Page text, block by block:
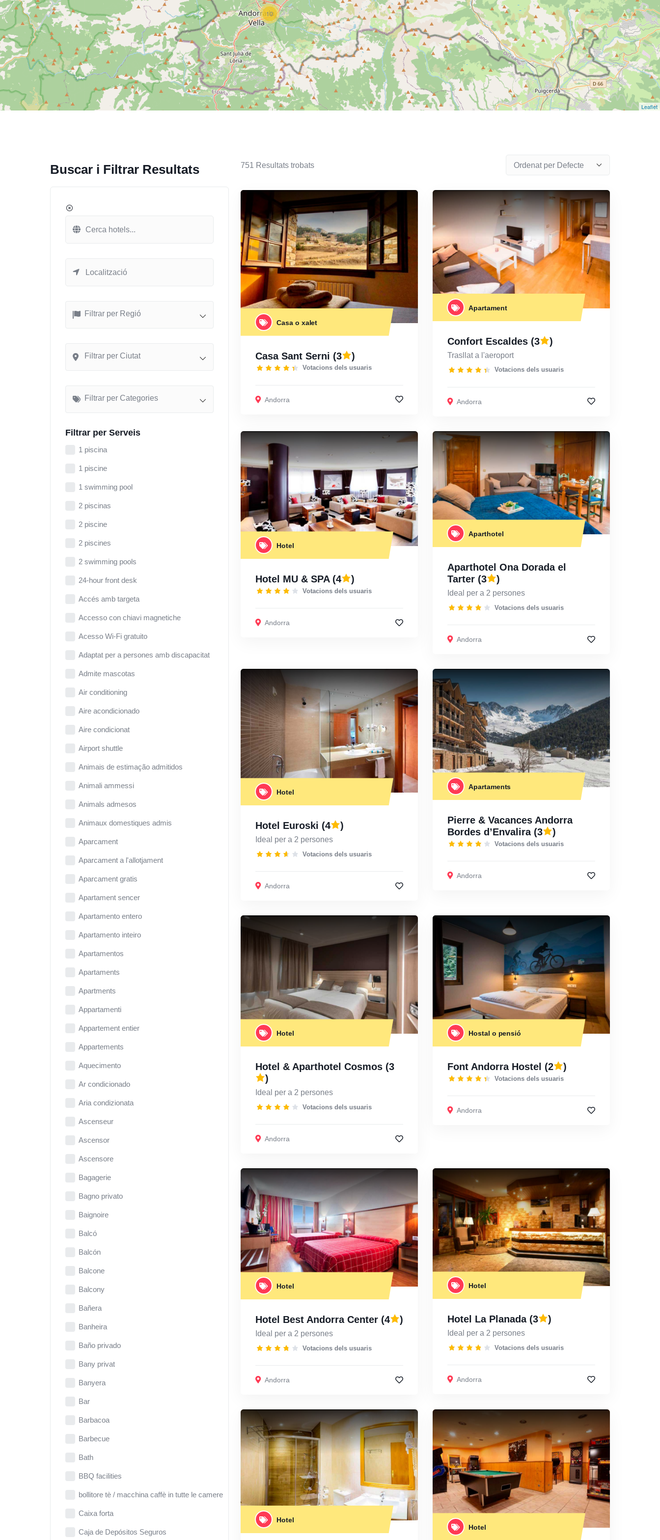
10
Leaflet
Buscar i Filtrar Resultats
Filtrar per Regió
Filtrar per Ciutat
Filtrar per Categories
Filtrar per Serveis
1 piscina
1 piscine
1 swimming pool
2 piscinas
2 piscine
2 piscines
2 swimming pools
24-hour front desk
Accés amb targeta
Accesso con chiavi magnetiche
Acesso Wi-Fi gratuito
Adaptat per a persones amb discapacitat
Admite mascotas
Air conditioning
Aire acondicionado
Aire condicionat
Airport shuttle
Animais de estimação admitidos
Animali ammessi
Animals admesos
Animaux domestiques admis
Aparcament
Aparcament a l'allotjament
Aparcament gratis
Apartament sencer
Apartamento entero
Apartamento inteiro
Apartamentos
Apartaments
Apartments
Appartamenti
Appartement entier
Appartements
Aquecimento
Ar condicionado
Aria condizionata
Ascenseur
Ascensor
Ascensore
Bagagerie
Bagno privato
Baignoire
Balcó
Balcón
Balcone
Balcony
Bañera
Banheira
Baño privado
Bany privat
Banyera
Bar
Barbacoa
Barbecue
Bath
BBQ facilities
bollitore tè / macchina caffè in tutte le camere
Caixa forta
Caja de Depósitos Seguros
751 Resultats trobats
Casa o xalet
Casa Sant Serni (3 )
Votacions dels usuaris
Andorra
Apartament
Confort Escaldes(3 )
Trasllat a l'aeroport
Votacions dels usuaris
Andorra
Hotel
Hotel MU & SPA(4 )
Votacions dels usuaris
Andorra
Aparthotel
Aparthotel Ona Dorada el
Tarter(3 )
Ideal per a 2 persones
Votacions dels usuaris
Andorra
Hotel
Hotel Euroski (4 )
Ideal per a 2 persones
Votacions dels usuaris
Andorra
Apartaments
Pierre & Vacances Andorra
Bordes d’Envalira(3 )
Votacions dels usuaris
Andorra
Hotel
Hotel & Aparthotel Cosmos(3
)
Ideal per a 2 persones
Votacions dels usuaris
Andorra
Hostal o pensió
Font Andorra Hostel (2 )
Votacions dels usuaris
Andorra
Hotel
Hotel Best Andorra Center(4 )
Ideal per a 2 persones
Votacions dels usuaris
Andorra
Hotel
Hotel La Planada(3 )
Ideal per a 2 persones
Votacions dels usuaris
Andorra
Hotel
Hotel